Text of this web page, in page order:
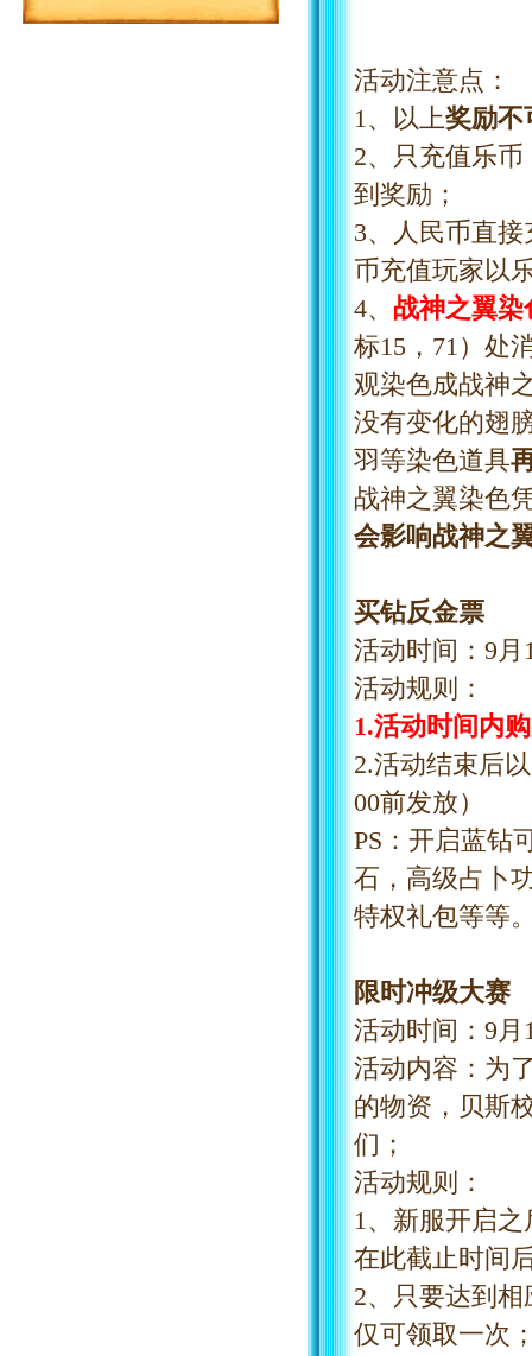
活动注意点：
1、以上奖励不
2、只充值乐币
到奖励；
3、人民币直
币充值玩家以
4、 战神之翼染
标15，71）处
观染色成战神
没有变化的翅
羽等染色道具
战神之翼染色
会影响战神之
买钻反金票
活动时间： 9月
活动规则：
1.活动时间内
2.活动结束后
00前发放）
PS：开启蓝钻
石，高级占卜
特权礼包等等
限时冲级大赛
活动时间： 9月
活动内容：为
的物资，贝斯
们；
活动规则：
1、新服开启
在此截止时间
2、只要达到
仅可领取一次